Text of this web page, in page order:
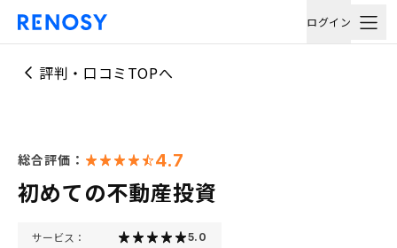
ログイン
評判・口コミTOPへ
総合評価： 4.7
初めての不動産投資
サービス： 5.0